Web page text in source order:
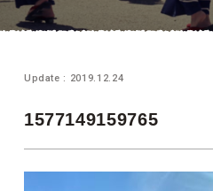
Update : 2019.12.24
1577149159765